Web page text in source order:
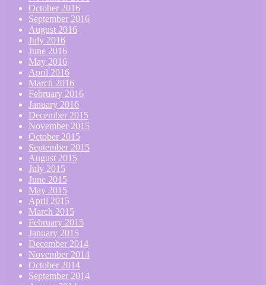
October 2016
September 2016
August 2016
July 2016
June 2016
May 2016
April 2016
March 2016
February 2016
January 2016
December 2015
November 2015
October 2015
September 2015
August 2015
July 2015
June 2015
May 2015
April 2015
March 2015
February 2015
January 2015
December 2014
November 2014
October 2014
September 2014